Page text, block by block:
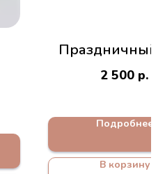
Праздничный
2 500 р.
Подробнее
В корзину